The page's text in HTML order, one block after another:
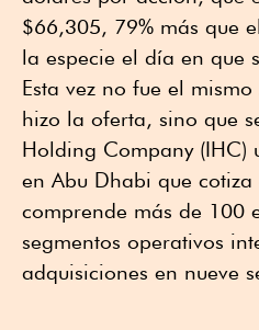
$66,305, 79% más que
la especie el día en que
Esta vez no fue el
hizo la oferta, sino que
Holding Company (IHC)
en Abu Dhabi que cotiza
comprende más de 100
segmentos operativos
adquisiciones en nueve